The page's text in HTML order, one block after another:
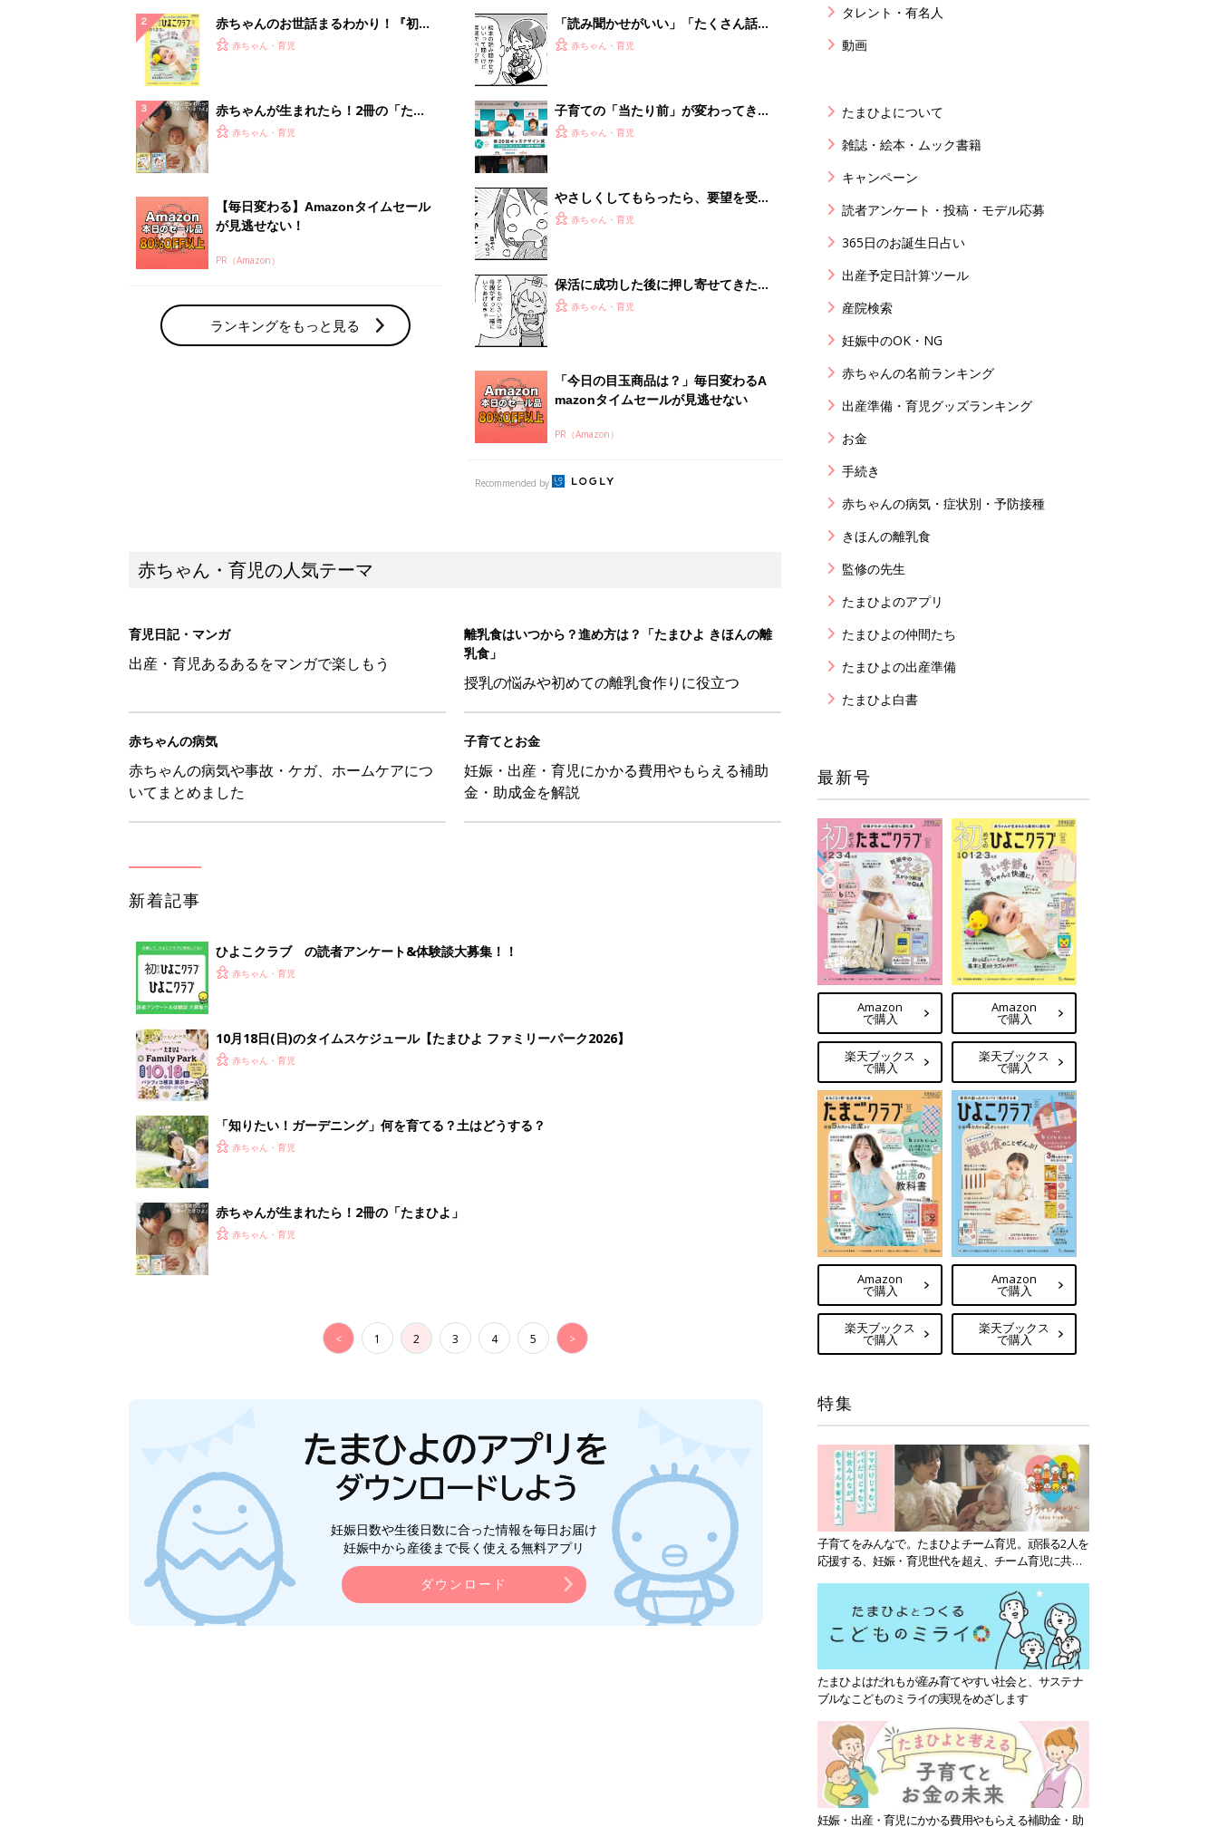
赤ちゃんのお世話まるわかり！『初め
てのひよこクラブ 夏号』〈巻頭大特
赤ちゃん・育児
赤ちゃんが生まれたら！2冊の「たま
ひよ」
赤ちゃん・育児
【毎日変わる】Amazonタイムセール
が見逃せない！
PR（Amazon）
ランキングをもっと見る
「読み聞かせがいい」「たくさん話し
かけて」というけど……子どもの発語
赤ちゃん・育児
子育ての「当たり前」が変わってき
た⁉ 20周年を迎えるキッズデザイン
赤ちゃん・育児
やさしくしてもらったら、要望を受け
入れるべき？ 子どもの安全を最優先
赤ちゃん・育児
保活に成功した後に押し寄せてきた
「大事な子どもを預けていいの？」と
赤ちゃん・育児
「今日の目玉商品は？」毎日変わるA
mazonタイムセールが見逃せない
PR（Amazon）
Recommended by
赤ちゃん・育児の人気テーマ
育児日記・マンガ
出産・育児あるあるをマンガで楽しもう
離乳食はいつから？進め方は？「たまひよ きほんの離
乳食」
授乳の悩みや初めての離乳食作りに役立つ
赤ちゃんの病気
赤ちゃんの病気や事故・ケガ、ホームケアにつ
いてまとめました
子育てとお金
妊娠・出産・育児にかかる費用やもらえる補助
金・助成金を解説
新着記事
ひよこクラブ の読者アンケート&体験談大募集！！
赤ちゃん・育児
10月18日(日)のタイムスケジュール【たまひよ ファミリーパーク2026】
赤ちゃん・育児
「知りたい！ガーデニング」何を育てる？土はどうする？
赤ちゃん・育児
赤ちゃんが生まれたら！2冊の「たまひよ」
赤ちゃん・育児
< 1 2 3 4 5 >
妊娠日数や生後日数に合った情報を毎日お届け
妊娠中から産後まで長く使える無料アプリ
ダウンロード
タレント・有名人
動画
たまひよについて
雑誌・絵本・ムック書籍
キャンペーン
読者アンケート・投稿・モデル応募
365日のお誕生日占い
出産予定日計算ツール
産院検索
妊娠中のOK・NG
赤ちゃんの名前ランキング
出産準備・育児グッズランキング
お金
手続き
赤ちゃんの病気・症状別・予防接種
きほんの離乳食
監修の先生
たまひよのアプリ
たまひよの仲間たち
たまひよの出産準備
たまひよ白書
最新号
Amazon
で購入
楽天ブックス
で購入
Amazon
で購入
楽天ブックス
で購入
Amazon
で購入
楽天ブックス
で購入
Amazon
で購入
楽天ブックス
で購入
特集
子育てをみんなで。たまひよチーム育児。頑張る2人を
応援する、妊娠・育児世代を超え、チーム育児に共感
たまひよはだれもが産み育てやすい社会と、サステナ
ブルなこどものミライの実現をめざします
妊娠・出産・育児にかかる費用やもらえる補助金・助